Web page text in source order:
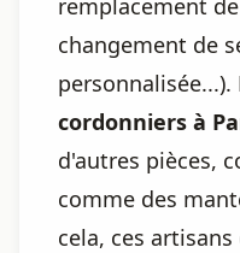
remplacement
changement de
personnalisée...).
cordonniers à
d'autres pièces,
comme des
cela, ces